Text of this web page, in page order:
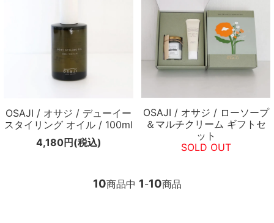
OSAJI / オサジ / デューイー
スタイリング オイル / 100ml
4,180円(税込)
OSAJI / オサジ / ローソープ
＆マルチクリーム ギフトセ
ット
SOLD OUT
10商品中 1-10商品